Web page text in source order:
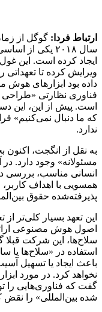
ارتباط فردا: گوگل از
سال ۲۰۱۸ یکی
ایجاد کرده است. این
ویرایش کرده تا
داده بود ابزارهای هوش
فناوری نظارتی «طراحی
است. پیش از این، این
که ما دنبال نمی‌کنیم»
ندارد.
به نقل از انگجت، اکنون
مسئولانه» وجود دارد.
انسانی مناسب، بررسی
همسویی با اهداف
پذیرفته‌شده حقوق
این تعهد بسیار کلی‌تر
اصول هوش مصنوعی ارائه
سلاح‌ها، این شرکت
استفاده در «سلاح‌ها یا
باعث ایجاد یا تسهیل
نخواهد کرد. در مورد
گفت که فناوری‌هایی را
شده بین‌المللی» را نقض